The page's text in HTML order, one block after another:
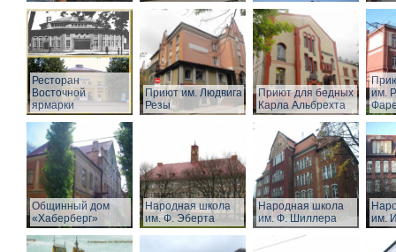
Ресторан
Восточной
ярмарки
Приют им. Людвига
Резы
Приют для бедных
Карла Альбрехта
им.
Общинный дом
«Хаберберг»
Народная школа
им. Ф. Эберта
Народная школа
им. Ф. Шиллера
им.